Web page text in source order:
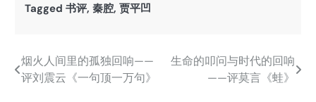
Tagged 书评, 秦腔, 贾平凹
文
章
烟火人间里的孤独回响——
评刘震云《一句顶一万句》
生命的叩问与时代的回响
——评莫言《蛙》